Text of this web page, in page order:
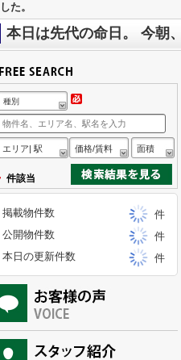
た。
本日は先代の命日。 今朝
種別
エリア| 駅 価格/賃料 面積
件該当
掲載物件数
件
公開物件数
件
本日の更新件数
件